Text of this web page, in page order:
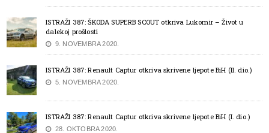
ISTRAŽI 387: ŠKODA SUPERB SCOUT otkriva Lukomir – Život u
dalekoj prošlosti
9. NOVEMBRA 2020.
ISTRAŽI 387: Renault Captur otkriva skrivene ljepote BiH (II. dio.)
5. NOVEMBRA 2020.
ISTRAŽI 387: Renault Captur otkriva skrivene ljepote BiH (I. dio.)
28. OKTOBRA 2020.